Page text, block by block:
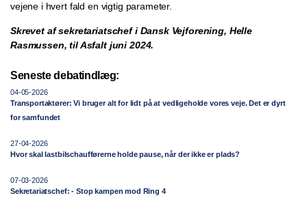
vejene i hvert fald en vigtig parameter.
Skrevet af sekretariatschef i Dansk Vejforening, Helle
Rasmussen, til Asfalt juni 2024.
Seneste debatindlæg:
04-05-2026
Transportaktører: Vi bruger alt for lidt på at vedligeholde vores veje. Det er dyrt
for samfundet
27-04-2026
Hvor skal lastbilschaufførerne holde pause, når der ikke er plads?
07-03-2026
Sekretariatschef: - Stop kampen mod Ring 4